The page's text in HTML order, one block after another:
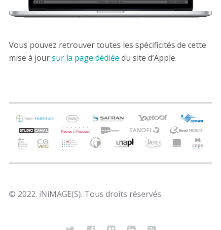
Vous pouvez retrouver toutes les spécificités de cette
mise à joursur la page dédiée du site d’Apple.
© 2022. iNiMAGE(S). Tous droits réservés